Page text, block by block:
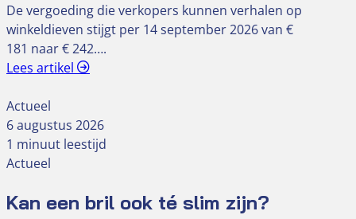
De vergoeding die verkopers kunnen verhalen op
winkeldieven stijgt per 14 september 2026 van €
181 naar € 242….
Lees artikel
Actueel
6 augustus 2026
1 minuut leestijd
Actueel
Kan een bril ook té slim zijn?